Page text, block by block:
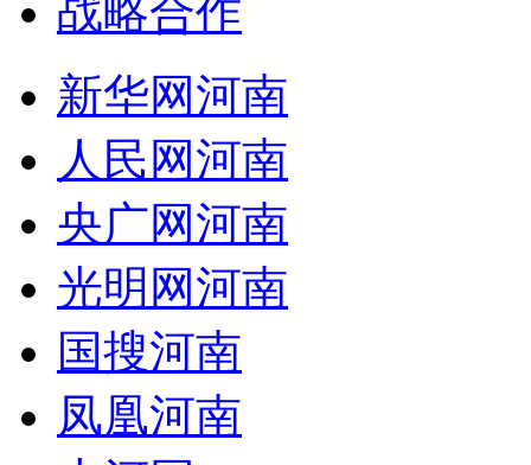
战略合作
新华网河南
人民网河南
央广网河南
光明网河南
国搜河南
凤凰河南